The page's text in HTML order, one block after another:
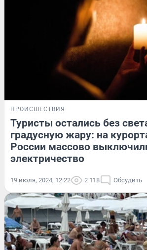
ПРОИСШЕСТВИЯ
Туристы остались без
градусную жару: на
России массово
электричество
19 июля, 2024, 12:22 2 118 Обсудить